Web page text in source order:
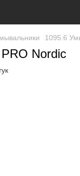
1095.6
Nordic